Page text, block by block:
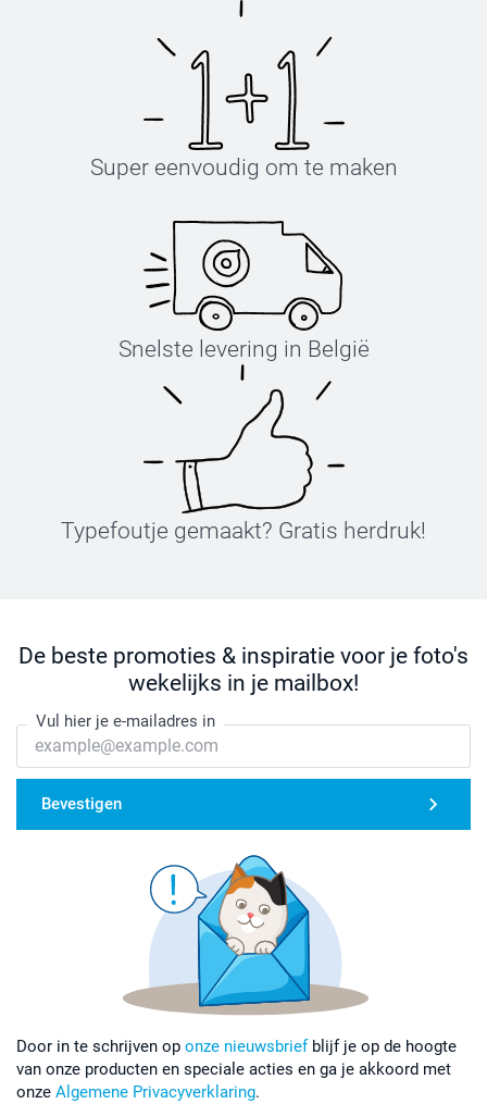
Super eenvoudig om te maken
Snelste levering in België
Typefoutje gemaakt? Gratis herdruk!
De beste promoties & inspiratie voor je foto's
wekelijks in je mailbox!
Vul hier je e-mailadres in
Bevestigen
Door in te schrijven op onze nieuwsbriefblijf je op de hoogte
van onze producten en speciale acties en ga je akkoord met
onze Algemene Privacyverklaring.